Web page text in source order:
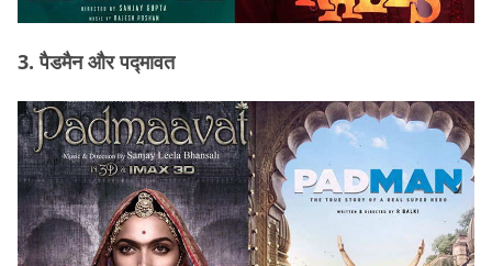
3. पैडमैन और पद्मावत